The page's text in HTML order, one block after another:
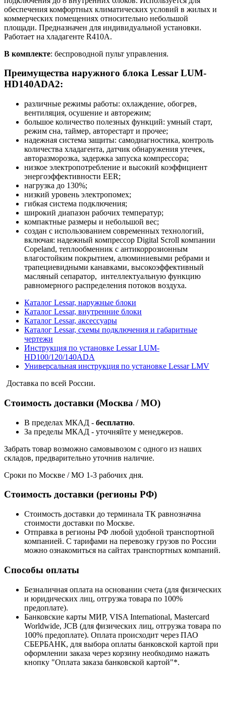
обеспечения комфортных климатических условий в жилых и
коммерческих помещениях относительно небольшой
площади. Предназначен для индивидуальной установки.
Работает на хладагенте R410A.
В комплекте: беспроводной пульт управления.
Преимущества наружного блока Lessar LUM-
HD140ADA2:
различные режимы работы: охлаждение, обогрев,
вентиляция, осушение и авторежим;
большое количество полезных функций: умный старт,
режим сна, таймер, авторестарт и прочее;
надежная система защиты: самодиагностика, контроль
количества хладагента, датчик обнаружения утечек,
авторазморозка, задержка запуска компрессора;
низкое электропотребление и высокий коэффициент
энергоэффективности EER;
нагрузка до 130%;
низкий уровень электропомех;
гибкая система подключения;
широкий диапазон рабочих температур;
компактные размеры и небольшой вес;
создан с использованием современных технологий,
включая: надежный компрессор Digital Scroll компании
Copeland, теплообменник с антикоррозионным
влагостойким покрытием, алюминиевыми ребрами и
трапециевидными канавками, высокоэффективный
масляный сепаратор, интеллектуальную функцию
равномерного распределения потоков воздуха.
Каталог Lessar, наружные блоки
Каталог Lessar, внутренние блоки
Каталог Lessar, аксессуары
Каталог Lessar, схемы подключения и габаритные
чертежи
Инструкция по установке Lessar LUM-
HD100/120/140ADA
Универсальная инструкция по установке Lessar LMV
Доставка по всей России.
Стоимость доставки (Москва / МО)
В пределах МКАД - бесплатно.
За пределы МКАД - уточняйте у менеджеров.
Забрать товар возможно самовывозом с одного из наших
складов, предварительно уточнив наличие.
Сроки по Москве / МО 1-3 рабочих дня.
Стоимость доставки (регионы РФ)
Стоимость доставки до терминала ТК равнозначна
стоимости доставки по Москве.
Отправка в регионы РФ любой удобной транспортной
компанией. С тарифами на перевозку грузов по России
можно ознакомиться на сайтах транспортных компаний.
Способы оплаты
Безналичная оплата на основании счета (для физических
и юридических лиц, отгрузка товара по 100%
предоплате).
Банковские карты МИР, VISA International, Mastercard
Worldwide, JCB (для физических лиц, отгрузка товара по
100% предоплате). Оплата происходит через ПАО
СБЕРБАНК, для выбора оплаты банковской картой при
оформлении заказа через корзину необходимо нажать
кнопку "Оплата заказа банковской картой"*.